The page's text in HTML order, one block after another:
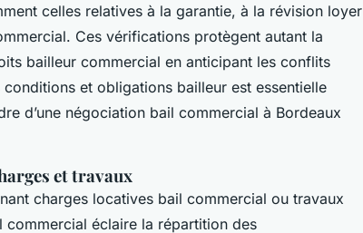
celles relatives à la garantie, à la révision loyer
Ces vérifications protègent autant la
bailleur commercial en anticipant les conflits
et obligations bailleur est essentielle
d’une négociation bail commercial à Bordeaux
et travaux
charges locatives bail commercial ou travaux
éclaire la répartition des